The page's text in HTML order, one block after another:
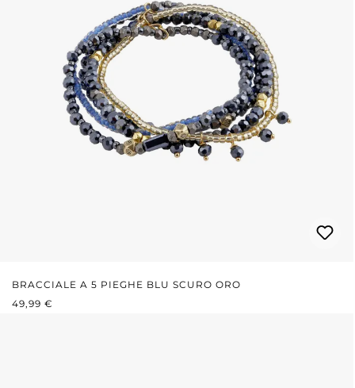
BRACCIALE A 5 PIEGHE BLU SCURO ORO
PREZZO NORMALE:
49,99 €